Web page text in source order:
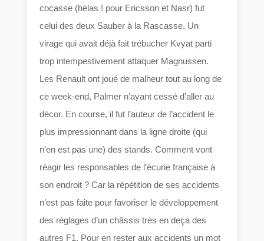
cocasse (hélas ! pour Ericsson et Nasr) fut
celui des deux Sauber à la Rascasse. Un
virage qui avait déjà fait trébucher Kvyat parti
trop intempestivement attaquer Magnussen.
Les Renault ont joué de malheur tout au long de
ce week-end, Palmer n’ayant cessé d’aller au
décor. En course, il fut l’auteur de l’accident le
plus impressionnant dans la ligne droite (qui
n’en est pas une) des stands. Comment vont
réagir les responsables de l’écurie française à
son endroit ? Car la répétition de ses accidents
n’est pas faite pour favoriser le développement
des réglages d’un châssis très en deça des
autres F1. Pour en rester aux accidents un mot